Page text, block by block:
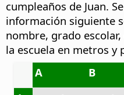
cumpleaños de Juan.
información siguiente
nombre, grado
la escuela en metros y
A
B